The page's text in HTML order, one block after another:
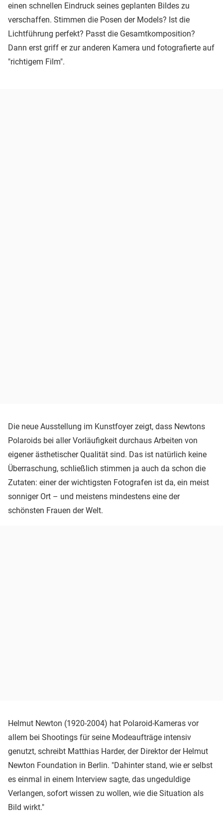
einen schnellen Eindruck seines geplanten Bildes zu
verschaffen. Stimmen die Posen der Models? Ist die
Lichtführung perfekt? Passt die Gesamtkomposition?
Dann erst griff er zur anderen Kamera und fotografierte auf
"richtigem Film".
Die neue Ausstellung im Kunstfoyer zeigt, dass Newtons
Polaroids bei aller Vorläufigkeit durchaus Arbeiten von
eigener ästhetischer Qualität sind. Das ist natürlich keine
Überraschung, schließlich stimmen ja auch da schon die
Zutaten: einer der wichtigsten Fotografen ist da, ein meist
sonniger Ort – und meistens mindestens eine der
schönsten Frauen der Welt.
Helmut Newton (1920-2004) hat Polaroid-Kameras vor
allem bei Shootings für seine Modeaufträge intensiv
genutzt, schreibt Matthias Harder, der Direktor der Helmut
Newton Foundation in Berlin. "Dahinter stand, wie er selbst
es einmal in einem Interview sagte, das ungeduldige
Verlangen, sofort wissen zu wollen, wie die Situation als
Bild wirkt."